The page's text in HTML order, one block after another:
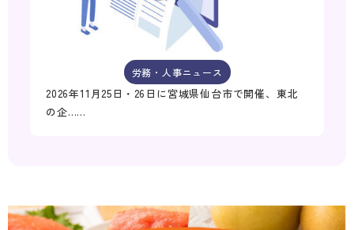
労務・人事ニュース
2026年11月25日・26日に宮城県仙台市で開催、東北
の企……